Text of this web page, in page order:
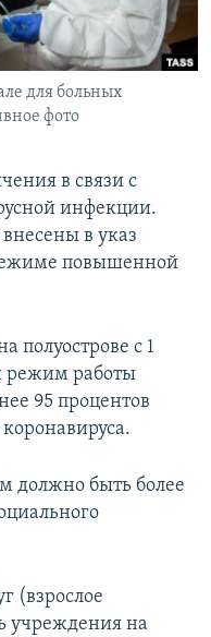
для больных
фото
в связи с
инфекции.
в указ
повышенной
полуострове с 1
режим работы
95 процентов
должно быть более
(взрослое
учреждения на